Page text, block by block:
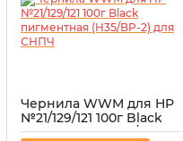
Чернила WWM для HP
№21/129/121 100г Black
пигментная (H35/BP-2)